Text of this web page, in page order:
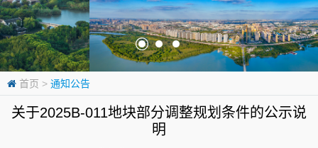
首页 > 通知公告
关于2025B-011地块部分调整规划条件的公示说
明